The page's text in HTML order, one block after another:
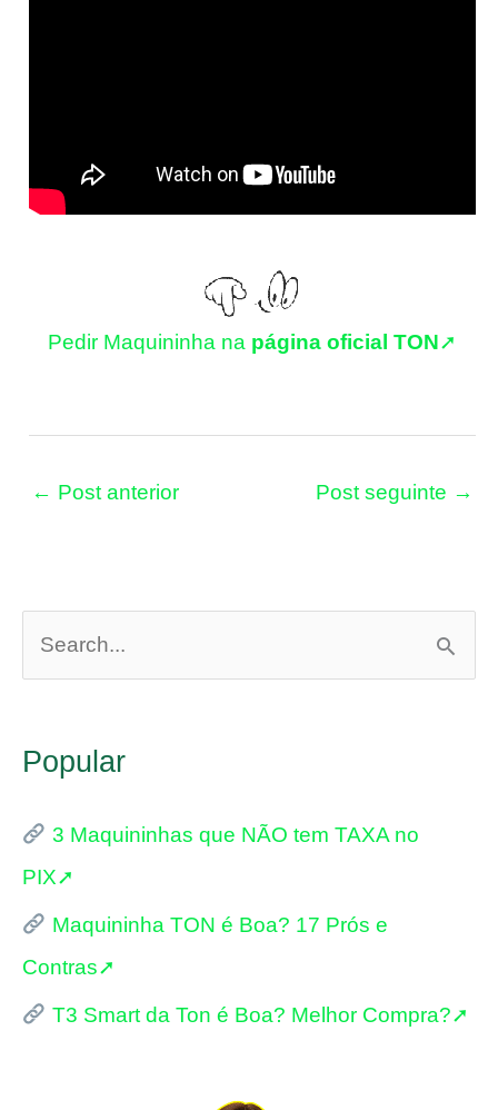
Pedir Maquininha na página oficial TON➚
← Post anterior Post seguinte →
q
i
s
a
r
p
Popular
3 Maquininhas que NÃO tem TAXA no
PIX➚
Maquininha TON é Boa? 17 Prós e
Contras➚
T3 Smart da Ton é Boa? Melhor Compra?➚